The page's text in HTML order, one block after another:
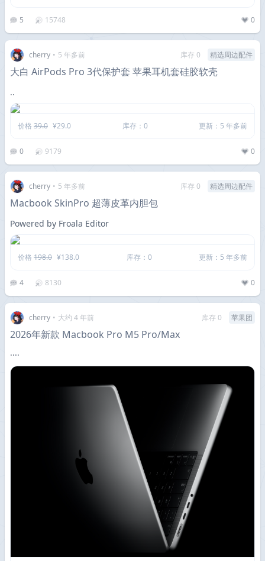
5 15748 0
cherry • 5 年多前 库存 0 精选周边配件
大白 AirPods Pro 3代保护套 苹果耳机套硅胶软壳
..
价格 39.0 ¥29.0 库存：0 更新：5 年多前
0 9179 0
cherry • 5 年多前 库存 0 精选周边配件
Macbook SkinPro 超薄皮革内胆包
Powered by Froala Editor
价格 198.0 ¥138.0 库存：0 更新：5 年多前
4 8130 0
cherry • 大约 4 年前 库存 0 苹果团
2026年新款 Macbook Pro M5 Pro/Max
····